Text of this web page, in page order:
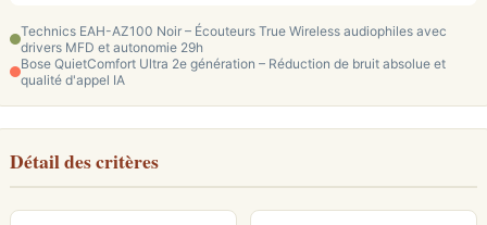
Technics EAH-AZ100 Noir – Écouteurs True Wireless audiophiles avec
drivers MFD et autonomie 29h
Bose QuietComfort Ultra 2e génération – Réduction de bruit absolue et
qualité d'appel IA
Détail des critères